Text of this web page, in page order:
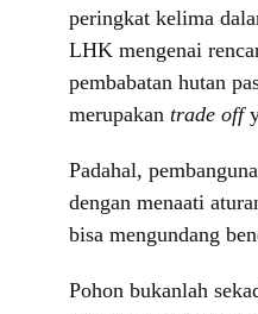
peringkat kelima
LHK mengenai
pembabatan hutan
merupakan trade off
Padahal,
dengan menaati
bisa mengundang
Pohon bukanlah